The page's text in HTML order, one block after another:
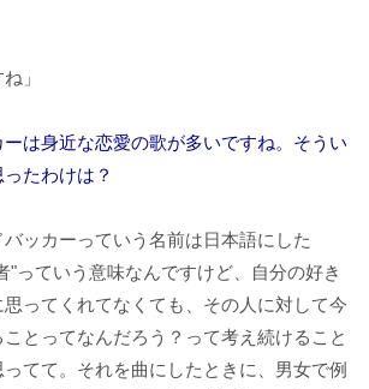
」
は身近な恋愛の歌が多いですね。そうい
たわけは？
バッカーっていう名前は日本語にした
"っていう意味なんですけど、自分の好き
ってくれてなくても、その人に対して今
とってなんだろう？って考え続けること
てて。それを曲にしたときに、男女で例